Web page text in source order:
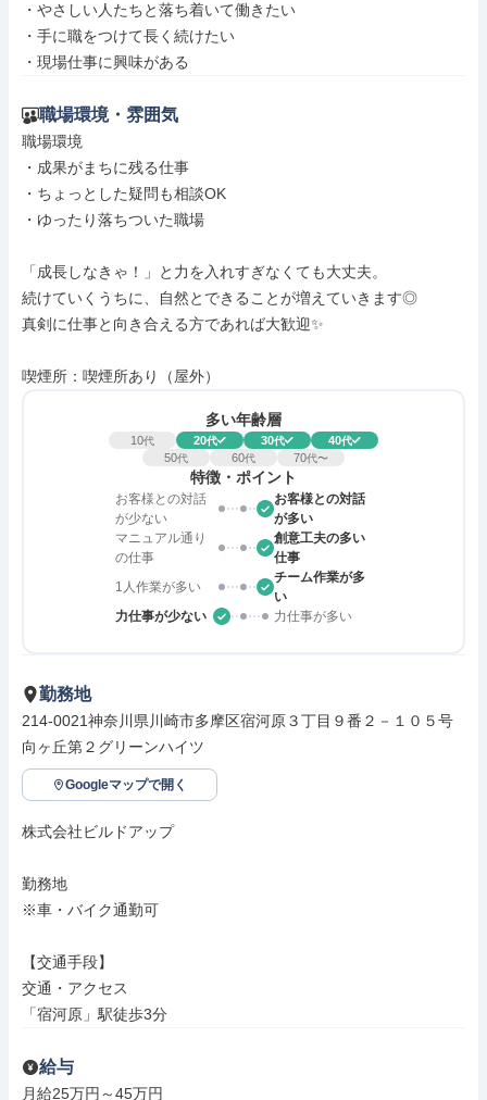
・やさしい人たちと落ち着いて働きたい
・手に職をつけて長く続けたい
・現場仕事に興味がある
職場環境・雰囲気
職場環境
・成果がまちに残る仕事
・ちょっとした疑問も相談OK
・ゆったり落ちついた職場
「成長しなきゃ！」と力を入れすぎなくても大丈夫。
続けていくうちに、自然とできることが増えていきます◎
真剣に仕事と向き合える方であれば大歓迎✨
喫煙所：喫煙所あり（屋外）
多い年齢層
10代 20代 30代 40代
50代 60代 70代〜
特徴・ポイント
お客様との対話
が少ない
お客様との対話
が多い
マニュアル通り
の仕事
創意工夫の多い
仕事
1人作業が多い
チーム作業が多
い
力仕事が少ない
力仕事が多い
勤務地
214-0021神奈川県川崎市多摩区宿河原３丁目９番２－１０５号
向ヶ丘第２グリーンハイツ
Googleマップで開く
株式会社ビルドアップ
勤務地
※車・バイク通勤可
【交通手段】
交通・アクセス
「宿河原」駅徒歩3分
給与
月給25万円～45万円